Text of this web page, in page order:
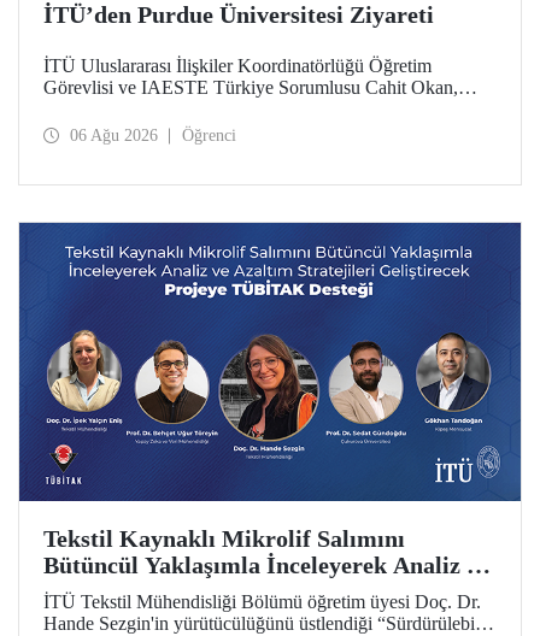
İTÜ’den Purdue Üniversitesi Ziyareti
İTÜ Uluslararası İlişkiler Koordinatörlüğü Öğretim
Görevlisi ve IAESTE Türkiye Sorumlusu Cahit Okan,
Temmuz tarihlerinde ABD’de dünyanın önde gelen
06 Ağu 2026 Öğrenci
Tekstil Kaynaklı Mikrolif Salımını
Bütüncül Yaklaşımla İnceleyerek Analiz ve
Azaltım Stratejileri Geliştirecek Projeye
TÜBİTAK Desteği
İTÜ Tekstil Mühendisliği Bölümü öğretim üyesi Doç. Dr.
Hande Sezgin'in yürütücülüğünü üstlendiği “Sürdürülebilir